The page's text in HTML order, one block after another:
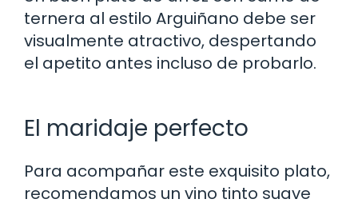
ternera al estilo Arguiñano debe ser
visualmente atractivo, despertando
el apetito antes incluso de probarlo.
El maridaje perfecto
Para acompañar este exquisito plato,
recomendamos un vino tinto suave